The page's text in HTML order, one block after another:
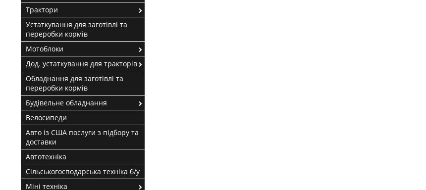
Трактори
Устаткування для заготівлі та
переробки кормів
Мотоблоки
Дод. устаткування для тракторів
Обладнання для заготівлі та
переробки кормів
Будівельне обладнання
Велосипеди
Авто із США послуги з підбору та
доставки
Автотехніка
Сільськогосподарська техніка б/у
Міні техніка